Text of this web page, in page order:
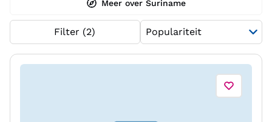
Meer over Suriname
Filter (2)